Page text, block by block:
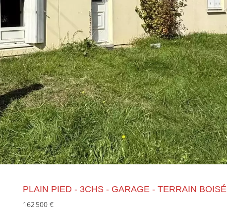
PLAIN PIED - 3CHS - GARAGE - TERRAIN BOISÉ
162 500 €